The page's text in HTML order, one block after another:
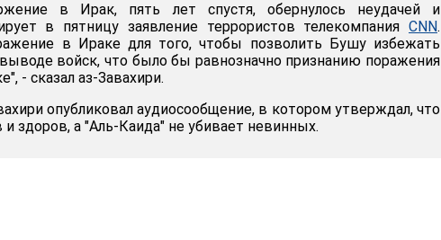
в Ирак, пять лет спустя, обернулось неудачей и
в пятницу заявление террористов телекомпания CNN.
в Ираке для того, чтобы позволить Бушу избежать
войск, что было бы равнозначно признанию поражения
- сказал аз-Завахири.
опубликовал аудиосообщение, в котором утверждал, что
здоров, а "Аль-Каида" не убивает невинных.